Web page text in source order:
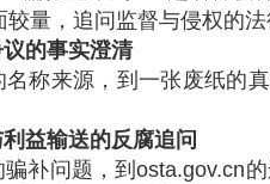
量，追问监督与侵权的法
的事实澄清
名称来源，到一张废纸
益输送的反腐追问
补问题，到osta.gov.cn